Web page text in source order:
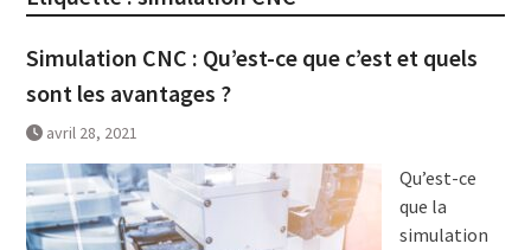
Simulation CNC : Qu’est-ce que c’est et quels
sont les avantages ?
avril 28, 2021
Qu’est-ce
que la
simulation